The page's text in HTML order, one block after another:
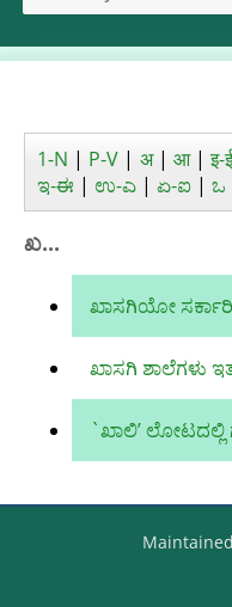
1-N | P-V | अ| आ|इ-
ಇ-ಈ | ಉ-ಎ | ಏ-ಐ | ಒ
ಖ...
ಖಾಸಗಿಯೋ
ಖಾಸಗಿ ಶಾಲೆಗಳು
`ಖಾಲಿ’ ಲೋಟದಲ್ಲಿ